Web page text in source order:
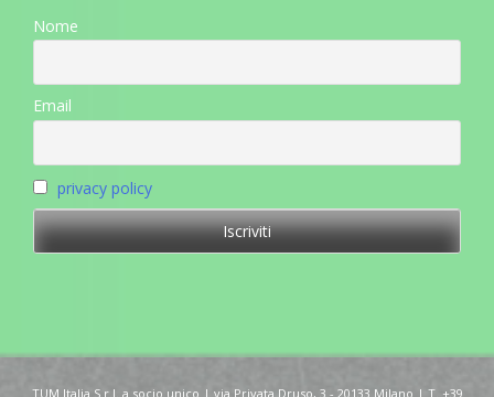
Nome
Email
privacy policy
TUM Italia S.r.l. a socio unico | via Privata Druso, 3 - 20133 Milano | T. +39